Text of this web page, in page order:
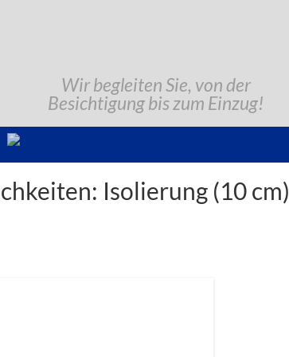
Wir begleiten Sie, von der
Besichtigung bis zum Einzug!
Isolierung (10 cm)